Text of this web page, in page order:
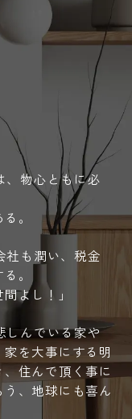
、物心ともに必
。
社も潤い、税金
。
よし！」
しんでいる家や
を大事にする明
住んで頂く事に
、地球にも喜ん